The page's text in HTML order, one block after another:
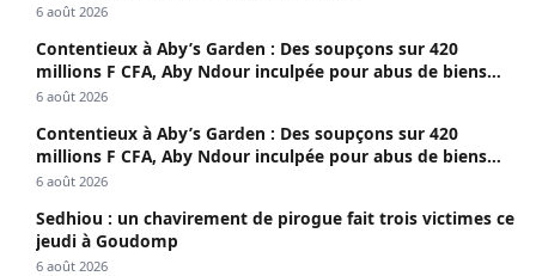
6 août 2026
Contentieux à Aby’s Garden : Des soupçons sur 420
millions F CFA, Aby Ndour inculpée pour abus de biens
sociaux
6 août 2026
Contentieux à Aby’s Garden : Des soupçons sur 420
millions F CFA, Aby Ndour inculpée pour abus de biens
sociaux
6 août 2026
Sedhiou : un chavirement de pirogue fait trois victimes ce
jeudi à Goudomp
6 août 2026